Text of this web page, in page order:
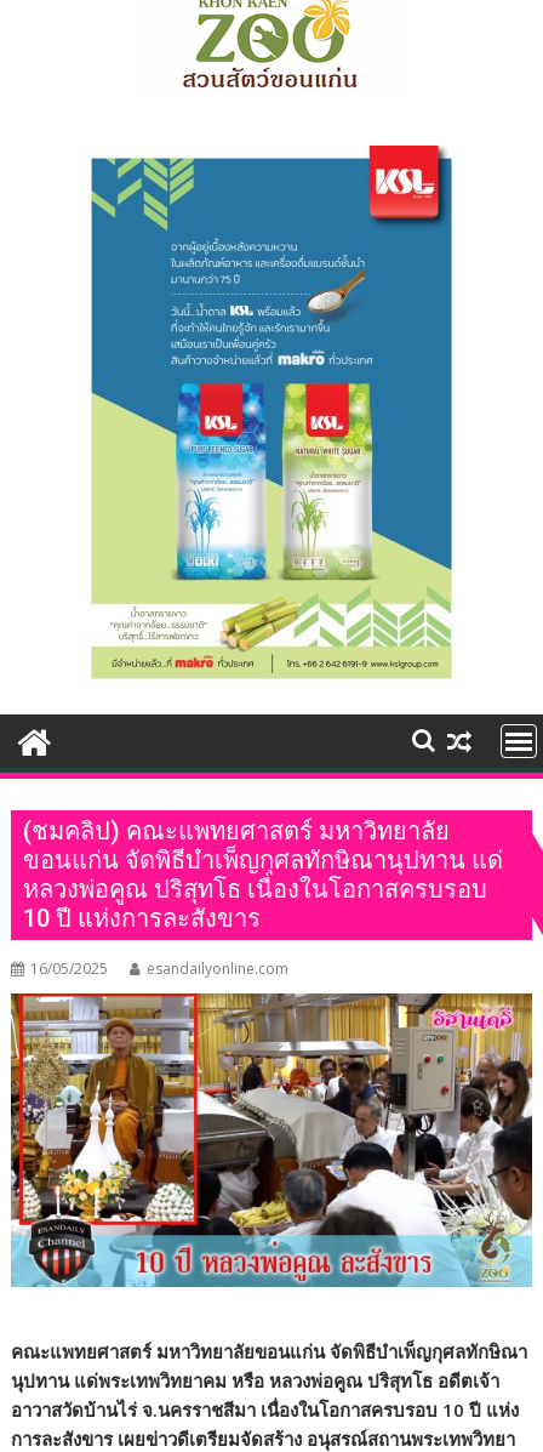
(ชมคลิป) คณะแพทยศาสตร์ มหาวิทยาลัย
ขอนแก่น จัดพิธีบำเพ็ญกุศลทักษิณานุปทาน แด่
หลวงพ่อคูณ ปริสุทโธ เนื่องในโอกาสครบรอบ
10 ปี แห่งการละสังขาร
16/05/2025 esandailyonline.com
คณะแพทยศาสตร์ มหาวิทยาลัยขอนแก่น จัดพิธีบำเพ็ญกุศลทักษิณา
นุปทาน แด่พระเทพวิทยาคม หรือ หลวงพ่อคูณ ปริสุทโธ อดีตเจ้า
อาวาสวัดบ้านไร่ จ.นครราชสีมา เนื่องในโอกาสครบรอบ 10 ปี แห่ง
การละสังขาร เผยข่าวดีเตรียมจัดสร้าง อนุสรณ์สถานพระเทพวิทยา